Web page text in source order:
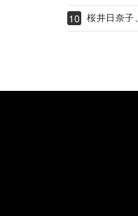
桜井日奈子